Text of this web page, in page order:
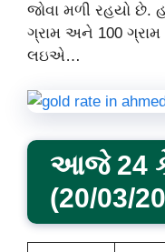
જોવા મળી રહયો છે.
ગ્રામ અને 100 ગ્રામ
લઇએ…
આજે 24
(20/03/